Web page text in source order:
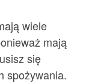
wiele
mają
się
spożywania.